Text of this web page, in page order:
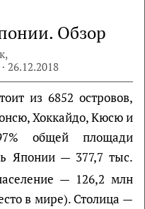
Обзор
26.12.2018
из 6852 островов,
Хоккайдо, Кюсю и
общей площади
Японии — 377,7 тыс.
— 126,2 млн
в мире). Столица —